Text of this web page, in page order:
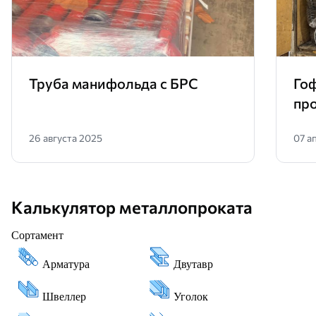
Труба манифольда с БРС
26 августа 2025 07
Калькулятор металлопроката